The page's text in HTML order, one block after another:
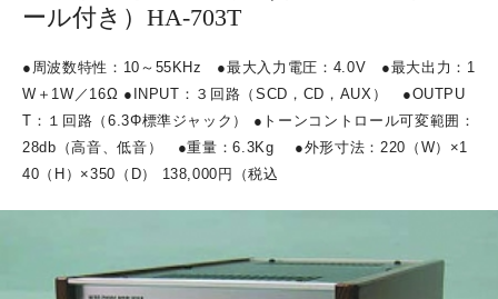
ール付き）HA-703T
● 周波数特性： 10 ～ 55KHz ●最大入力電圧： 4.0V ●最大出力： 1
W ＋ 1W ／ 16Ω ●INPUT ：３回路（SCD ， CD ， AUX ） ●OUTPU
T ：１回路（ 6.3Φ標準ジャック） ● トーンコントロール可変範囲：
28db （高音、低音） ●重量：6.3Kg ●外形寸法： 220 （ W） ×1
40 （ H ） ×350 （ D） 138,000 円（税込